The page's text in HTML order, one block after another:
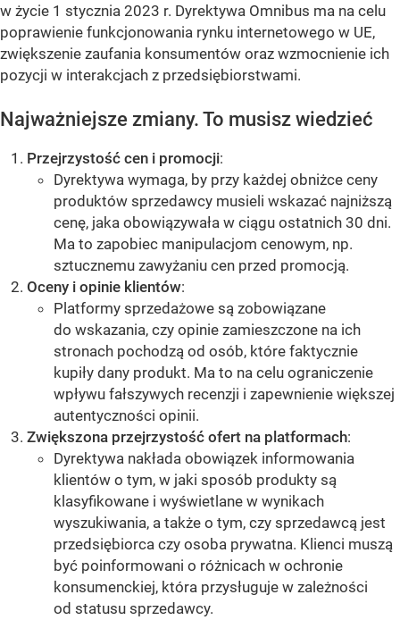
w życie 1 stycznia 2023 r. Dyrektywa Omnibus ma na celu
poprawienie funkcjonowania rynku internetowego w UE,
zwiększenie zaufania konsumentów oraz wzmocnienie ich
pozycji w interakcjach z przedsiębiorstwami.
Najważniejsze zmiany. To musisz wiedzieć
Przejrzystość cen i promocji:
Dyrektywa wymaga, by przy każdej obniżce ceny
produktów sprzedawcy musieli wskazać najniższą
cenę, jaka obowiązywała w ciągu ostatnich 30 dni.
Ma to zapobiec manipulacjom cenowym, np.
sztucznemu zawyżaniu cen przed promocją.
Oceny i opinie klientów:
Platformy sprzedażowe są zobowiązane
do wskazania, czy opinie zamieszczone na ich
stronach pochodzą od osób, które faktycznie
kupiły dany produkt. Ma to na celu ograniczenie
wpływu fałszywych recenzji i zapewnienie większej
autentyczności opinii.
Zwiększona przejrzystość ofert na platformach:
Dyrektywa nakłada obowiązek informowania
klientów o tym, w jaki sposób produkty są
klasyfikowane i wyświetlane w wynikach
wyszukiwania, a także o tym, czy sprzedawcą jest
przedsiębiorca czy osoba prywatna. Klienci muszą
być poinformowani o różnicach w ochronie
konsumenckiej, która przysługuje w zależności
od statusu sprzedawcy.